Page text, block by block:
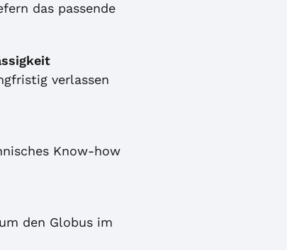
das passende
verlassen
Know-how
den Globus im